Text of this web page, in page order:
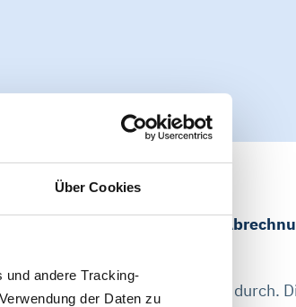
Über Cookies
andere Tracking-
der Daten zu
als 0,02% Rückläufer – deine
gehen auf Anhieb durch.